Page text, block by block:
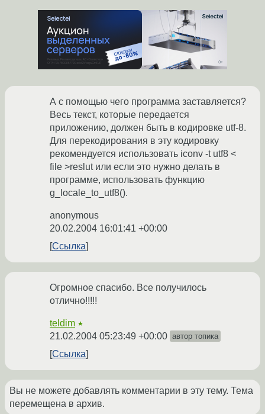
А с помощью чего программа заставляется?
Весь текст, которые передается
приложению, должен быть в кодировке utf-8.
Для перекодирования в эту кодировку
рекомендуется использовать iconv -t utf8 <
file >reslut или если это нужно делать в
программе, использовать функцию
g_locale_to_utf8().
anonymous
20.02.2004 16:01:41 +00:00
Ссылка
Огромное спасибо. Все получилось
отлично!!!!!
teldim ★
21.02.2004 05:23:49 +00:00 автор топика
Ссылка
Вы не можете добавлять комментарии в эту тему. Тема
перемещена в архив.